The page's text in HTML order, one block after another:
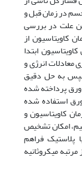
در زمان قبل و
علت در بررسی
کاویتاسیون از
ابتدا
معادلات انرژی و
به حل دقیق
پرداخته شده
استفاده شده
کاویتاسیون و
امکان تشخیص
پلاستیک فراهم
میکروثانیه